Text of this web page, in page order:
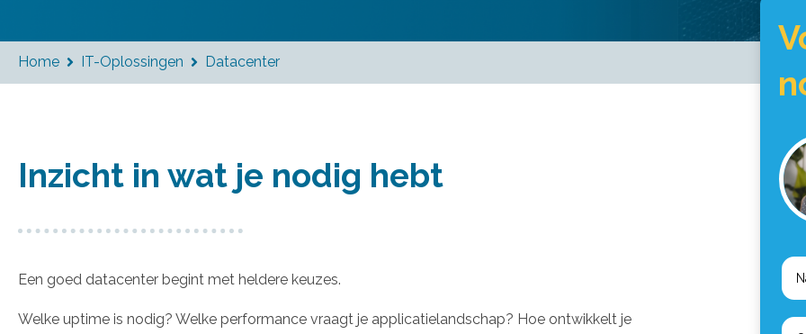
Home  IT-Oplossingen  Datacenter
Inzicht in wat je nodig hebt
Een goed datacenter begint met heldere keuzes.
Welke uptime is nodig? Welke performance vraagt je applicatielandschap? Hoe ontwikkelt je